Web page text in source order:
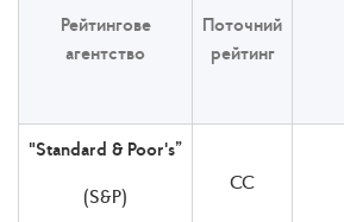
Рейтингове
агентство
Поточний
рейтинг
"Standard & Poor's”
(S&P)
СС